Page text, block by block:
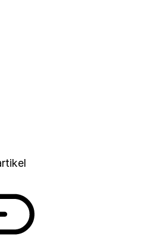
informatie over de
van ons land. Dat blijkt uit de